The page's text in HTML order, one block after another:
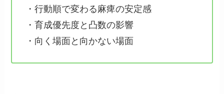
・行動順で変わる麻痺の安定感
・育成優先度と凸数の影響
・向く場面と向かない場面